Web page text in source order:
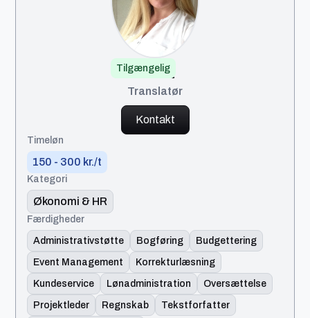
Tilgængelig
Linett
Translatør
Kontakt
Timeløn
150 - 300 kr./t
Kategori
Økonomi & HR
Færdigheder
Administrativstøtte
Bogføring
Budgettering
Event Management
Korrekturlæsning
Kundeservice
Lønadministration
Oversættelse
Projektleder
Regnskab
Tekstforfatter